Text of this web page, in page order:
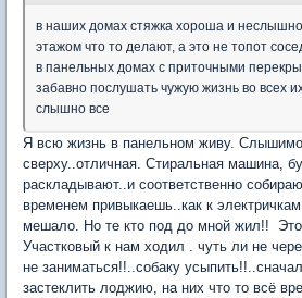
в наших домах стяжка хороша и
этажом что то делают, а это не топот
в панельных домах с приточными
забавно послушать чужую жизнь во всех
слышно все
Я всю жизнь в панельном живу.
сверху..отличная. Стиральная машина,
раскладывают..и соответственно
временем привыкаешь..как к
мешало. Но те кто под до мной жил!! Это
Участковый к нам ходил . чуть ли не
не заниматься!!..собаку
застеклить лоджию, на них что то всё